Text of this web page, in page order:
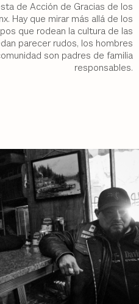
de Acción de Gracias de los
Hay que mirar más allá de los
que rodean la cultura de las
parecer rudos, los hombres
son padres de familia
responsables.